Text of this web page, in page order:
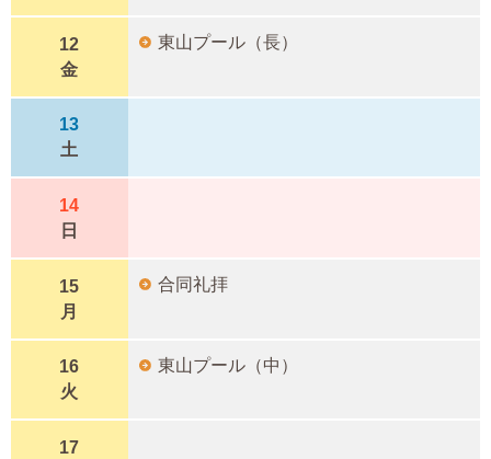
12
金
東山プール（長）
13
土
14
日
15
月
合同礼拝
16
火
東山プール（中）
17